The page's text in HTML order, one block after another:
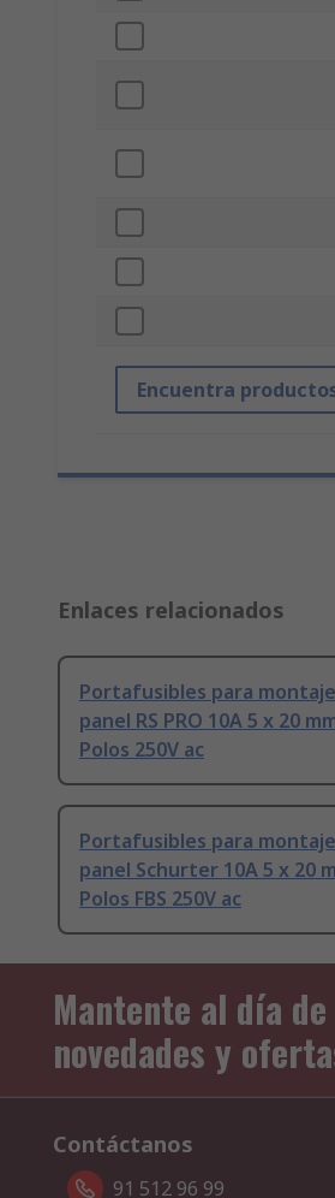
Encuentra
Enlaces relacionados
Portafusibles para
panel RS PRO 10A 5 x 20
Polos 250V ac
Portafusibles para
panel Schurter 10A 5 x 20
Polos FBS 250V ac
Mantente al día
novedades y
Contáctanos
91 512 96 99